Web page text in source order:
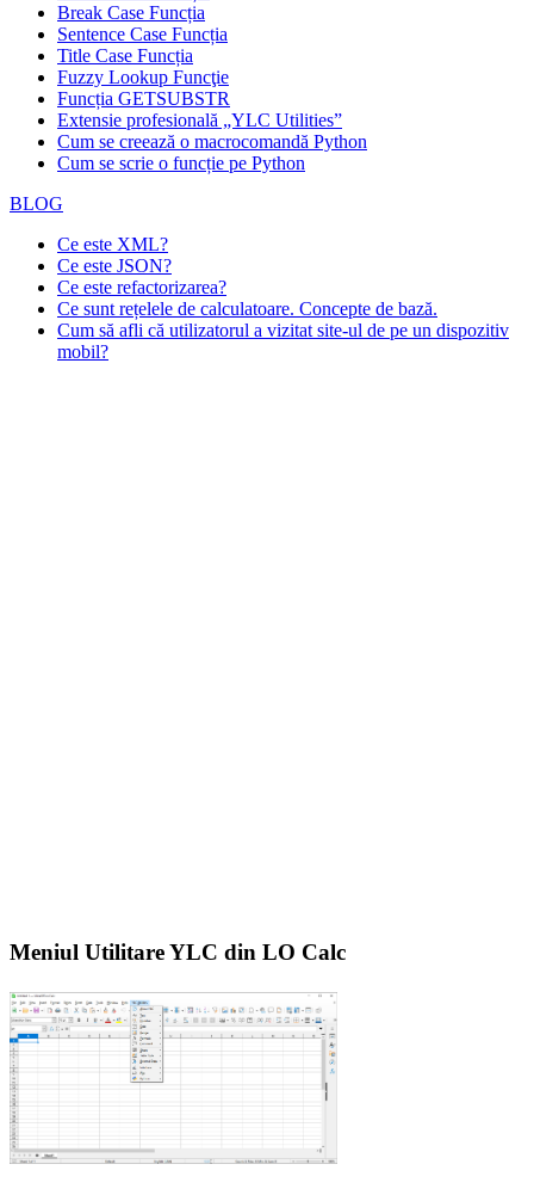
Break Case Funcția
Sentence Case Funcția
Title Case Funcția
Fuzzy Lookup Funcţie
Funcția GETSUBSTR
Extensie profesională „YLC Utilities”
Cum se creează o macrocomandă Python
Cum se scrie o funcție pe Python
BLOG
Ce este XML?
Ce este JSON?
Ce este refactorizarea?
Ce sunt rețelele de calculatoare. Concepte de bază.
Cum să afli că utilizatorul a vizitat site-ul de pe un dispozitiv
mobil?
Meniul Utilitare YLC din LO Calc